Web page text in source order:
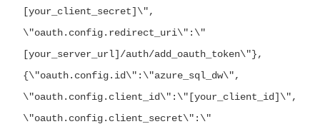
[your_client_secret]\",
\"oauth.config.redirect_uri\":\"
[your_server_url]/auth/add_oauth_token\"},
{\"oauth.config.id\":\"azure_sql_dw\",
\"oauth.config.client_id\":\"[your_client_id]\",
\"oauth.config.client_secret\":\"